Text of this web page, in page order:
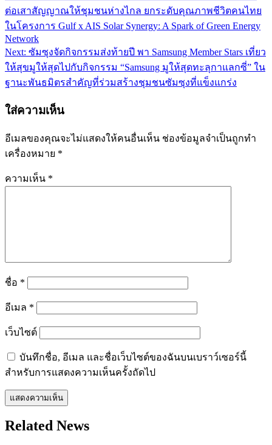
เรื่อง
ต่อเสาสัญญาณให้ชุมชนห่างไกล ยกระดับคุณภาพชีวิตคนไทย
ในโครงการ Gulf x AIS Solar Synergy: A Spark of Green Energy
Network
Next: ซัมซุงจัดกิจกรรมส่งท้ายปี พา Samsung Member Stars เที่ยว
ให้สุขมูให้สุดไปกับกิจกรรม “Samsung มูให้สุดทะลุกาแลกซี่” ใน
ฐานะพันธมิตรสำคัญที่ร่วมสร้างชุมชนซัมซุงที่แข็งแกร่ง
ใส่ความเห็น
อีเมลของคุณจะไม่แสดงให้คนอื่นเห็น ช่องข้อมูลจำเป็นถูกทำ
เครื่องหมาย *
ความเห็น *
ชื่อ *
อีเมล *
เว็บไซต์
บันทึกชื่อ, อีเมล และชื่อเว็บไซต์ของฉันบนเบราว์เซอร์นี้
สำหรับการแสดงความเห็นครั้งถัดไป
Related News